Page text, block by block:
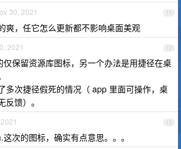
11
30, 2021
爽，任它怎么更新都不影响桌面美观
12
2021
保留资源库图标，另一个办法是用捷径在桌
多次捷径假死的情况（ app 里面可操作，桌
馈）。
13
次的图标，确实有点意思。。。